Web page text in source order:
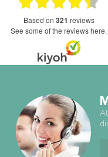
based on 321 reviews
see some of the reviews here.